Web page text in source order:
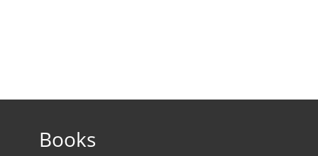
Books